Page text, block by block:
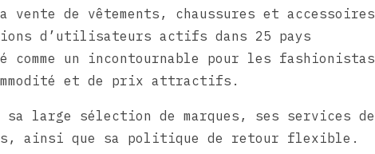
vente de vêtements, chaussures et accessoires
d’utilisateurs actifs dans 25 pays
comme un incontournable pour les fashionistas
et de prix attractifs.
large sélection de marques, ses services de
ainsi que sa politique de retour flexible.